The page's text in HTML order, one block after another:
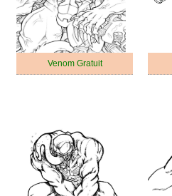
Venom Gratuit